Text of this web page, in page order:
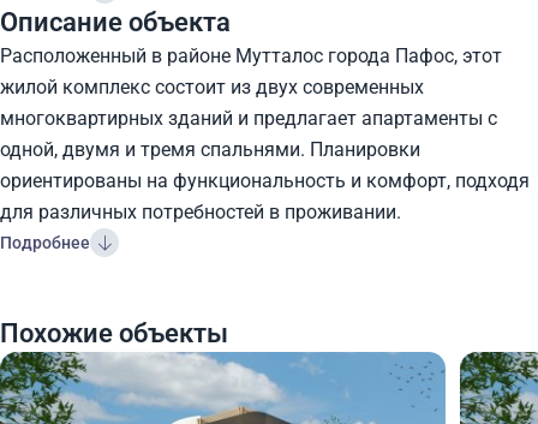
Описание объекта
Расположенный в районе Мутталос города Пафос, этот
жилой комплекс состоит из двух современных
многоквартирных зданий и предлагает апартаменты с
одной, двумя и тремя спальнями. Планировки
ориентированы на функциональность и комфорт, подходя
для различных потребностей в проживании.
Подробнее
Похожие объекты